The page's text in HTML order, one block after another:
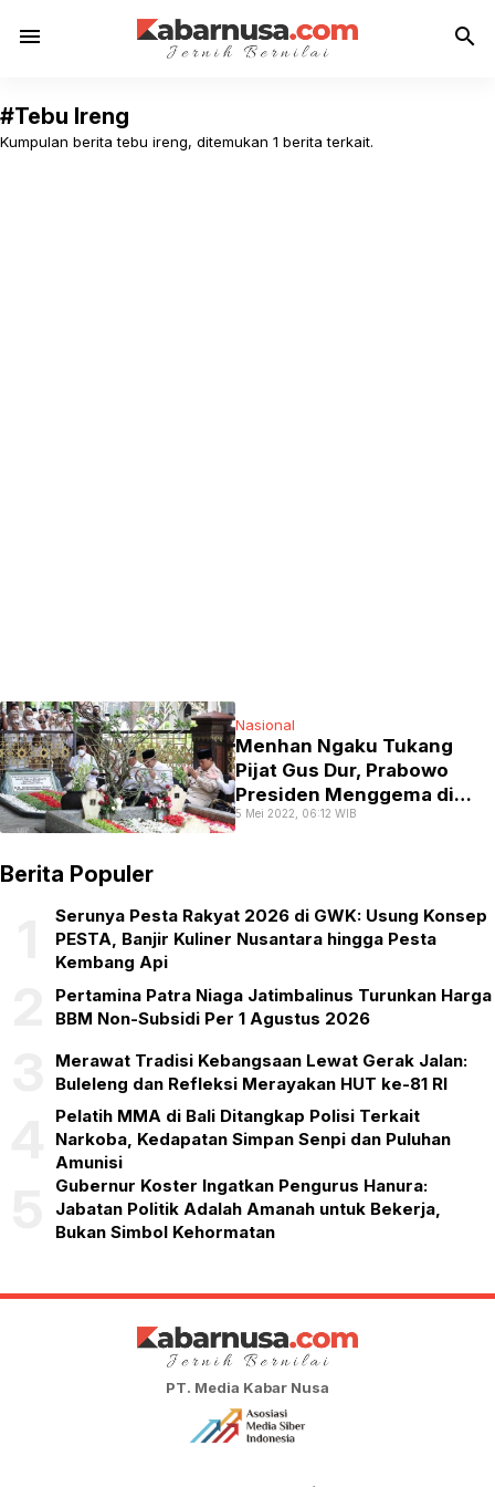
menu search
#Tebu Ireng
Kumpulan berita tebu ireng, ditemukan 1 berita terkait.
Nasional
Menhan Ngaku Tukang
Pijat Gus Dur, Prabowo
Presiden Menggema di
Ponpes Tebu Ireng
5 Mei 2022, 06:12 WIB
Berita Populer
Serunya Pesta Rakyat 2026 di GWK: Usung Konsep
PESTA, Banjir Kuliner Nusantara hingga Pesta
Kembang Api
Pertamina Patra Niaga Jatimbalinus Turunkan Harga
BBM Non-Subsidi Per 1 Agustus 2026
Merawat Tradisi Kebangsaan Lewat Gerak Jalan:
Buleleng dan Refleksi Merayakan HUT ke-81 RI
Pelatih MMA di Bali Ditangkap Polisi Terkait
Narkoba, Kedapatan Simpan Senpi dan Puluhan
Amunisi
Gubernur Koster Ingatkan Pengurus Hanura:
Jabatan Politik Adalah Amanah untuk Bekerja,
Bukan Simbol Kehormatan
PT. Media Kabar Nusa